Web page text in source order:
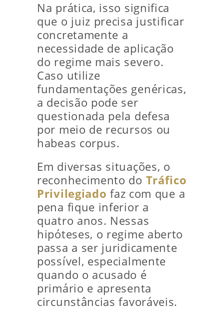
Na prática, isso significa
que o juiz precisa justificar
concretamente a
necessidade de aplicação
do regime mais severo.
Caso utilize
fundamentações genéricas,
a decisão pode ser
questionada pela defesa
por meio de recursos ou
habeas corpus.
Em diversas situações, o
reconhecimento do Tráfico
Privilegiado faz com que a
pena fique inferior a
quatro anos. Nessas
hipóteses, o regime aberto
passa a ser juridicamente
possível, especialmente
quando o acusado é
primário e apresenta
circunstâncias favoráveis.